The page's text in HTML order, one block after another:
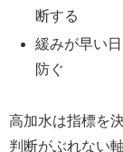
断する
緩みが早い
防ぐ
高加水は指標を
判断がぶれない